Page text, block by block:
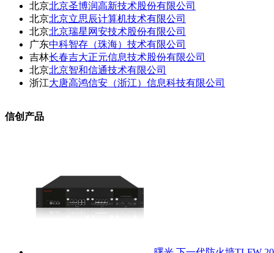
北京北京圣博润高新技术股份有限公司
北京北京立思辰计算机技术有限公司
北京北京瑞星网安技术股份有限公司
广东中科智存（珠海）技术有限公司
吉林长春吉大正元信息技术股份有限公司
北京北京智和信通技术有限公司
浙江大唐高鸿信安（浙江）信息科技有限公司
信创产品